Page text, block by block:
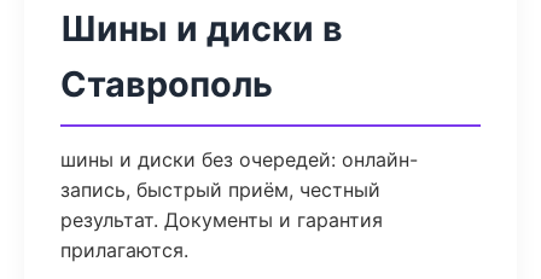
Шины и диски в
Ставрополь
шины и диски без очередей: онлайн-
запись, быстрый приём, честный
результат. Документы и гарантия
прилагаются.